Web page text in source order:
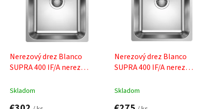
Nerezový drez Blanco
SUPRA 400 IF/A nerez
Sinks čistiaca pasta
Skladom
Nerezový drez Blanco
SUPRA 400 IF/A nerez
pasta
Skladom